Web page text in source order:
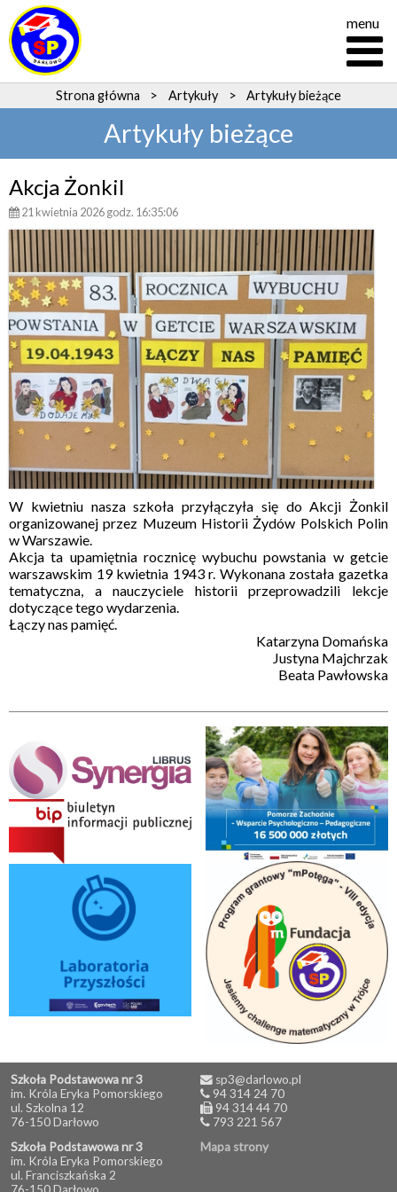
menu
Strona główna > Artykuły > Artykuły bieżące
Artykuły bieżące
Akcja Żonkil
21 kwietnia 2026 godz. 16:35:06
W kwietniu nasza szkoła przyłączyła się do Akcji Żonkil
organizowanej przez Muzeum Historii Żydów Polskich Polin
w Warszawie.
Akcja ta upamiętnia rocznicę wybuchu powstania w getcie
warszawskim 19 kwietnia 1943 r. Wykonana została gazetka
tematyczna, a nauczyciele historii przeprowadzili lekcje
dotyczące tego wydarzenia.
Łączy nas pamięć.
Katarzyna Domańska
Justyna Majchrzak
Beata Pawłowska
Szkoła Podstawowa nr 3
im. Króla Eryka Pomorskiego
ul. Szkolna 12
76-150 Darłowo
sp3@darlowo.pl
94 314 24 70
94 314 44 70
793 221 567
Szkoła Podstawowa nr 3
im. Króla Eryka Pomorskiego
ul. Franciszkańska 2
76-150 Darłowo
Mapa strony